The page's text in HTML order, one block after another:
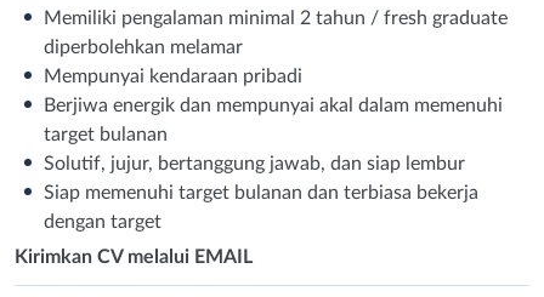
Memiliki pengalaman minimal 2 tahun / fresh graduate
diperbolehkan melamar
Mempunyai kendaraan pribadi
Berjiwa energik dan mempunyai akal dalam memenuhi
target bulanan
Solutif, jujur, bertanggung jawab, dan siap lembur
Siap memenuhi target bulanan dan terbiasa bekerja
dengan target
Kirimkan CV melalui EMAIL